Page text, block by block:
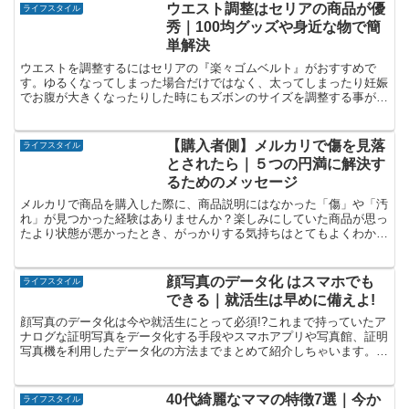
ライフスタイル
ウエスト調整はセリアの商品が優
秀｜100均グッズや身近な物で簡
単解決
ウエストを調整するにはセリアの『楽々ゴムベルト』がおすすめで
す。ゆるくなってしまった場合だけではなく、太ってしまったり妊娠
でお腹が大きくなったりした時にもズボンのサイズを調整する事が出
ライフスタイル
【購入者側】メルカリで傷を見落
とされたら｜５つの円満に解決す
るためのメッセージ
メルカリで商品を購入した際に、商品説明にはなかった「傷」や「汚
れ」が見つかった経験はありませんか？楽しみにしていた商品が思っ
たより状態が悪かったとき、がっかりする気持ちはとてもよくわかり
ライフスタイル
顔写真のデータ化 はスマホでも
できる｜就活生は早めに備えよ!
顔写真のデータ化は今や就活生にとって必須!?これまで持っていたア
ナログな証明写真をデータ化する手段やスマホアプリや写真館、証明
写真機を利用したデータ化の方法までまとめて紹介しちゃいます。自
ライフスタイル
40代綺麗なママの特徴7選｜今か